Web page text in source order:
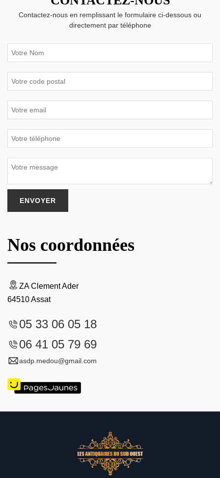
Contactez-nous en remplissant le formulaire ci-dessous ou
directement par téléphone
Nos coordonnées
ZA Clement Ader
64510 Assat
05 33 06 05 18
06 41 05 79 69
asdp.medou@gmail.com